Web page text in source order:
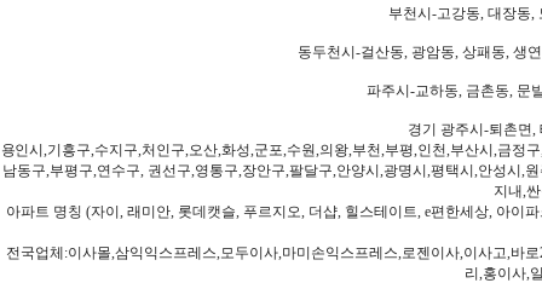
부천시-고강동, 대장동,
동두천시-걸산동, 광암동, 상패동, 생
파주시-교하동, 금촌동, 문
경기 광주시-퇴촌면,
용인시,기흥구,수지구,처인구,오산,화성,군포,수원,의왕,부천,부평,인천,부산시,금
남동구,부평구,연수구, 권선구,영통구,장안구,팔달구,안양시,광명시,평택시,안성시,
지내,
아파트 명칭 (자이, 래미안, 롯데캣슬, 푸르지오, 더샵, 힐스테이트, e편한세상, 아이
전국업체:이사몰,삼익익스프레스,모두이사,마미손익스프레스,로젠이사,이사고,바
리,홍이사,